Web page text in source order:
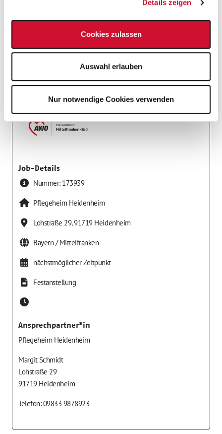
Details zeigen
Cookies zulassen
Auswahl erlauben
Nur notwendige Cookies verwenden
AWO Kreisverband Mittelfranken-Süd e.V.
Job-Details
Nummer: 173939
Pflegeheim Heidenheim
Lohstraße 29,91719 Heidenheim
Bayern / Mittelfranken
nächstmöglicher Zeitpunkt
Festanstellung
Ansprechpartner*in
Pflegeheim Heidenheim
Margit Schmidt
Lohstraße 29
91719 Heidenheim
Telefon: 09833 9878923